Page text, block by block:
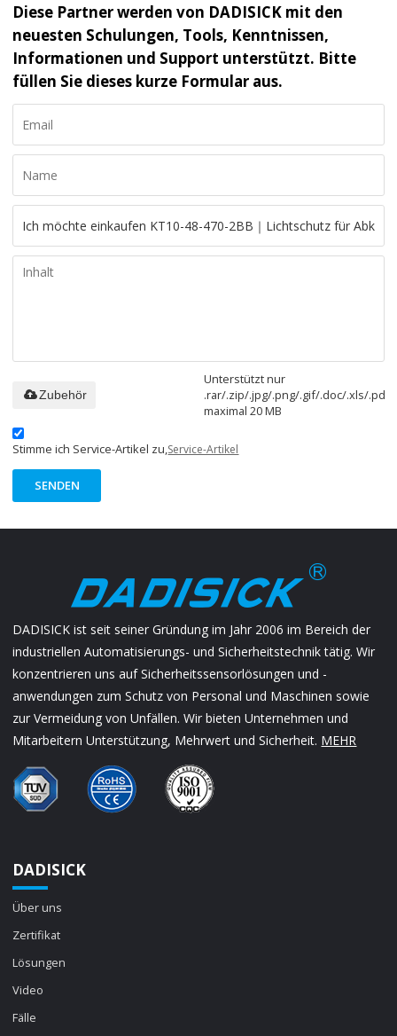
Diese Partner werden von DADISICK mit den
neuesten Schulungen, Tools, Kenntnissen,
Informationen und Support unterstützt. Bitte
füllen Sie dieses kurze Formular aus.
Unterstützt nur
.rar/.zip/.jpg/.png/.gif/.doc/.xls/.pdf,
maximal 20 MB
Zubehör
Stimme ich Service-Artikel zu,Service-Artikel
SENDEN
DADISICK ist seit seiner Gründung im Jahr 2006 im Bereich der
industriellen Automatisierungs- und Sicherheitstechnik tätig. Wir
konzentrieren uns auf Sicherheitssensorlösungen und -
anwendungen zum Schutz von Personal und Maschinen sowie
zur Vermeidung von Unfällen. Wir bieten Unternehmen und
Mitarbeitern Unterstützung, Mehrwert und Sicherheit. MEHR
DADISICK
Über uns
Zertifikat
Lösungen
Video
Fälle